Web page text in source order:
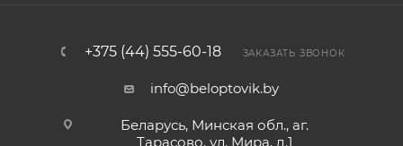
+375 (44) 555-60-18 ЗАКАЗАТЬ ЗВОНОК
info@beloptovik.by
Беларусь, Минская обл., аг.
Тарасово, ул. Мира, д.1